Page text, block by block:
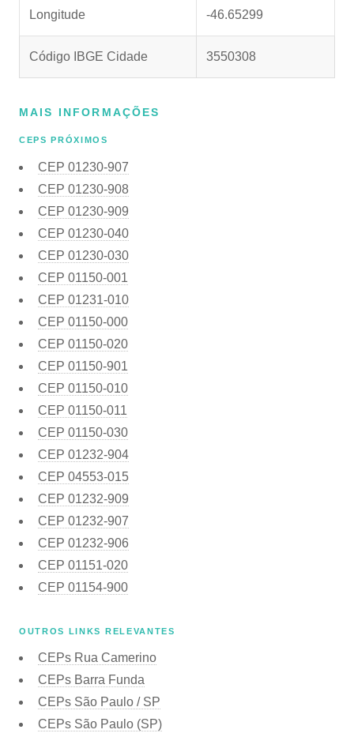
Longitude -46.65299
Código IBGE Cidade 3550308
MAIS INFORMAÇÕES
CEPS PRÓXIMOS
CEP 01230-907
CEP 01230-908
CEP 01230-909
CEP 01230-040
CEP 01230-030
CEP 01150-001
CEP 01231-010
CEP 01150-000
CEP 01150-020
CEP 01150-901
CEP 01150-010
CEP 01150-011
CEP 01150-030
CEP 01232-904
CEP 04553-015
CEP 01232-909
CEP 01232-907
CEP 01232-906
CEP 01151-020
CEP 01154-900
OUTROS LINKS RELEVANTES
CEPs Rua Camerino
CEPs Barra Funda
CEPs São Paulo / SP
CEPs São Paulo (SP)